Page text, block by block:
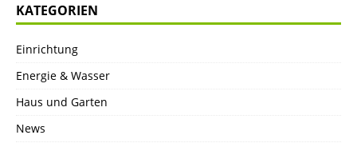
KATEGORIEN
Einrichtung
Energie & Wasser
Haus und Garten
News